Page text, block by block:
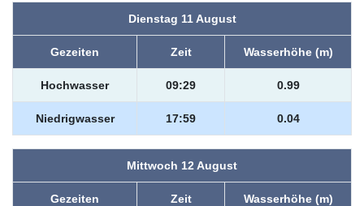
Dienstag 11 August
Gezeiten Zeit Wasserhöhe (m)
Hochwasser 09:29 0.99
Niedrigwasser 17:59 0.04
Mittwoch 12 August
Gezeiten Zeit Wasserhöhe (m)